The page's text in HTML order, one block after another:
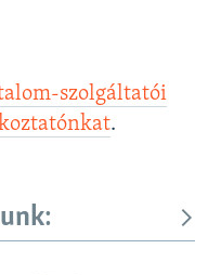
szolgáltatói
.